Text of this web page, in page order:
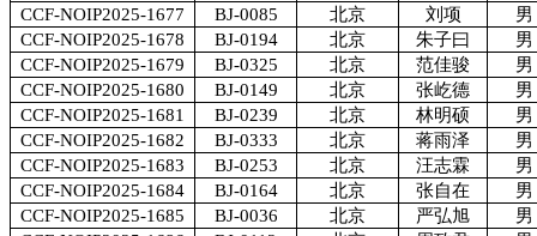
CCF-NOIP2025-1677
BJ-0085 北京 刘项
男
CCF-NOIP2025-1678
BJ-0194 北京 朱子曰
男
CCF-NOIP2025-1679
BJ-0325 北京 范佳骏
男
CCF-NOIP2025-1680
BJ-0149 北京 张屹德
男
CCF-NOIP2025-1681
BJ-0239 北京 林明硕
男
CCF-NOIP2025-1682
BJ-0333 北京 蒋雨泽
男
CCF-NOIP2025-1683
BJ-0253 北京 汪志霖
男
CCF-NOIP2025-1684
BJ-0164 北京 张自在
男
CCF-NOIP2025-1685
BJ-0036 北京 严弘旭
男